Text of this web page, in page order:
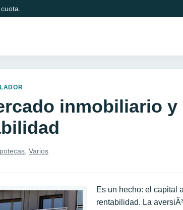
inmobiliario
Varios
Es un hecho: el capital
rentabilidad. La